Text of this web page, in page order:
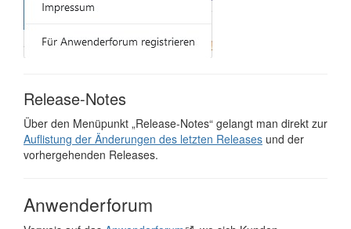
Release-Notes
Über den Menüpunkt „Release-Notes“ gelangt man direkt zur
Auflistung der Änderungen des letzten Releases und der
vorhergehenden Releases.
Anwenderforum